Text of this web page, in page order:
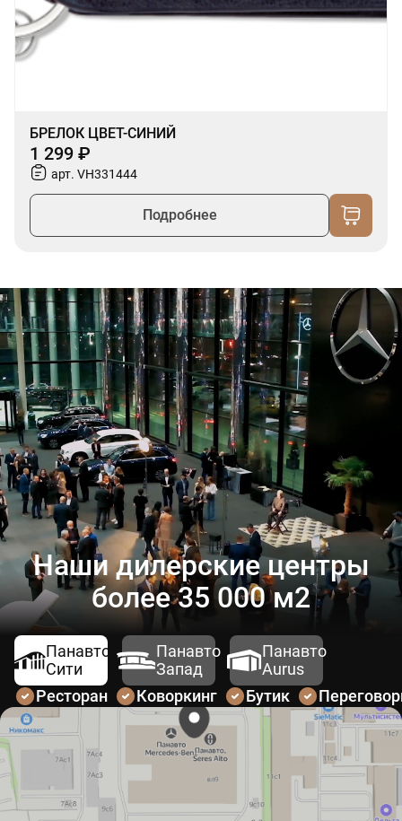
БРЕЛОК ЦВЕТ-СИНИЙ
1 299 ₽
арт. VH331444
Подробнее
Наши дилерские центры
более 35 000 м2
Панавто
Сити
Панавто
Запад
Панавто
Aurus
Ресторан
Коворкинг Бутик